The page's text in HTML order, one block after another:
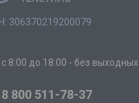
306370219200079
с 8:00 до 18:00 - без выходных
8 800 511-78-37